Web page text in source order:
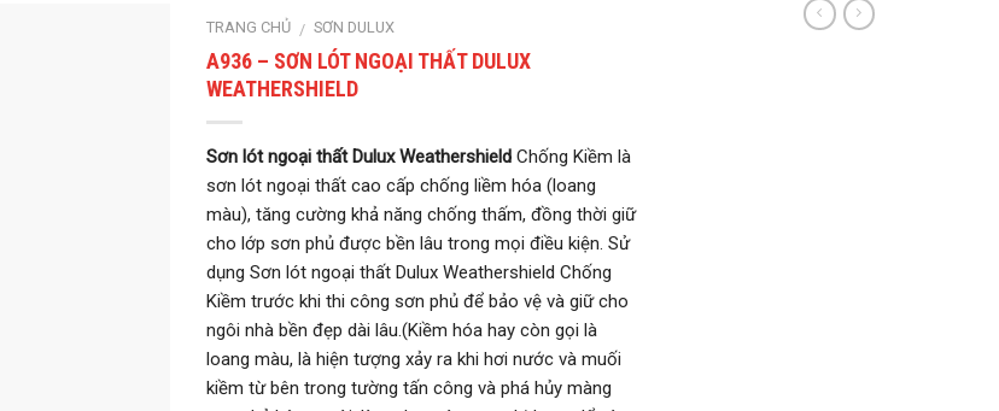
TRANG CHỦ / SƠN DULUX
A936 – SƠN LÓT NGOẠI THẤT DULUX
WEATHERSHIELD
Sơn lót ngoại thất Dulux Weathershield Chống Kiềm là
sơn lót ngoại thất cao cấp chống liềm hóa (loang
màu), tăng cường khả năng chống thấm, đồng thời giữ
cho lớp sơn phủ được bền lâu trong mọi điều kiện. Sử
dụng Sơn lót ngoại thất Dulux Weathershield Chống
Kiềm trước khi thi công sơn phủ để bảo vệ và giữ cho
ngôi nhà bền đẹp dài lâu.(Kiềm hóa hay còn gọi là
loang màu, là hiện tượng xảy ra khi hơi nước và muối
kiềm từ bên trong tường tấn công và phá hủy màng